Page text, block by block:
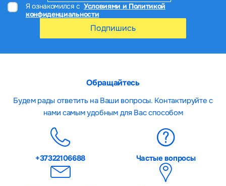
Я ознакомился с Условиями и Политикой
конфиденциальности
Подпишись
Обращайтесь
Будем рады ответить на Ваши вопросы. Контактируйте с
нами самым удобным для Вас способом
+37322106688 Частые вопросы